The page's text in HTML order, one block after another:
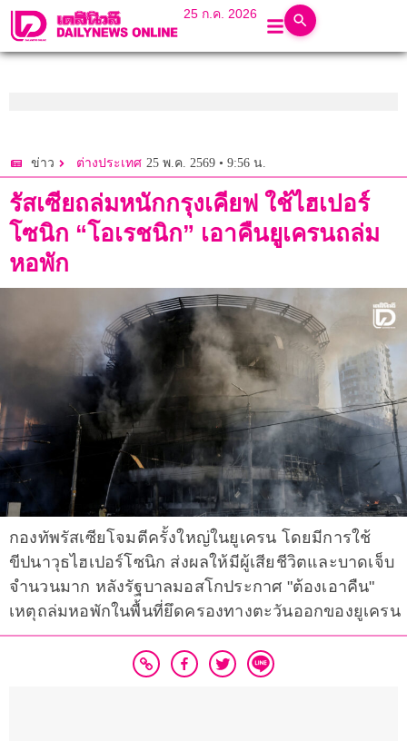
25 ก.ค. 2026
ข่าว ต่างประเทศ 25 พ.ค. 2569 • 9:56 น.
รัสเซียถล่มหนักกรุงเคียฟ ใช้ไฮเปอร์
โซนิก “โอเรชนิก” เอาคืนยูเครนถล่ม
หอพัก
กองทัพรัสเซียโจมตีครั้งใหญ่ในยูเครน โดยมีการใช้
ขีปนาวุธไฮเปอร์โซนิก ส่งผลให้มีผู้เสียชีวิตและบาดเจ็บ
จำนวนมาก หลังรัฐบาลมอสโกประกาศ "ต้องเอาคืน"
เหตุถล่มหอพักในพื้นที่ยึดครองทางตะวันออกของยูเครน